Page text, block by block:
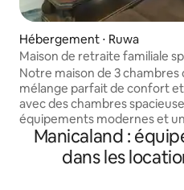
Hébergement ⋅ Ruwa
Maison de retraite familiale
Notre maison de 3 chambres
mélange parfait de confort
avec des chambres
équipements modernes et
atmosphère chaleureuse.
l'énergie solaire, il garantit un
fiable et respectueux de
Manicaland :
dans les